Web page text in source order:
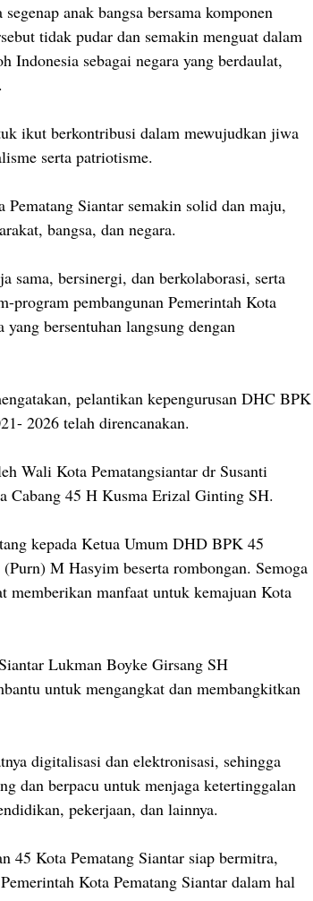
anak bangsa bersama komponen
tidak pudar dan semakin menguat dalam
Indonesia sebagai negara yang berdaulat,
ikut berkontribusi dalam mewujudkan jiwa
serta patriotisme.
Siantar semakin solid dan maju,
bangsa, dan negara.
sama, bersinergi, dan berkolaborasi, serta
program pembangunan Pemerintah Kota
bersentuhan langsung dengan
pelantikan kepengurusan DHC BPK
2026 telah direncanakan.
Wali Kota Pematangsiantar dr Susanti
Cabang 45 H Kusma Erizal Ginting SH.
kepada Ketua Umum DHD BPK 45
M Hasyim beserta rombongan. Semoga
memberikan manfaat untuk kemajuan Kota
Lukman Boyke Girsang SH
untuk mengangkat dan membangkitkan
digitalisasi dan elektronisasi, sehingga
dan berpacu untuk menjaga ketertinggalan
pekerjaan, dan lainnya.
45 Kota Pematang Siantar siap bermitra,
Kota Pematang Siantar dalam hal